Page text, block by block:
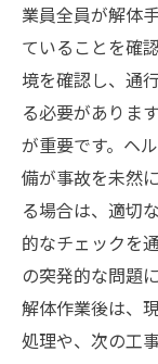
業員全員が解体
ていることを確
境を確認し、通
る必要がありま
が重要です。ヘ
備が事故を未然
る場合は、適切
的なチェックを
の突発的な問題
解体作業後は、
処理や、次の工